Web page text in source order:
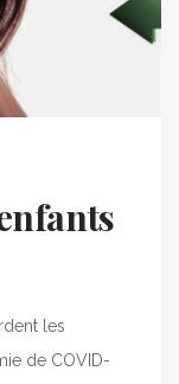
les
de COVID-